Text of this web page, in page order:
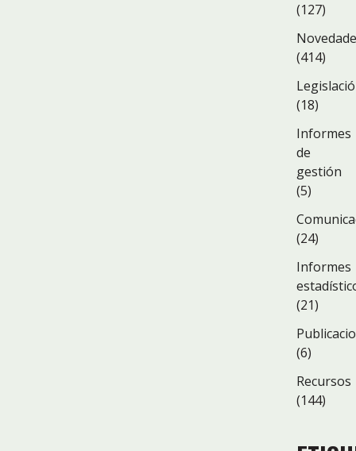
(127)
(414)
(18)
Informes
de
gestión
(5)
(24)
Informes
(21)
(6)
Recursos
(144)